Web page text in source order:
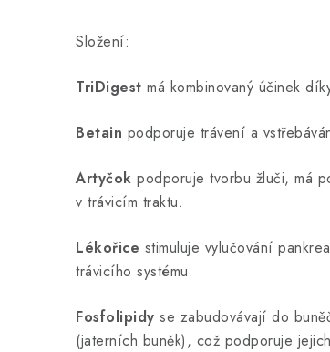
Složení:
TriDigest má kombinovaný účinek
Betain podporuje trávení a
Artyčok podporuje tvorbu žluči, má
v trávicím traktu.
Lékořice stimuluje vylučování
trávicího systému.
Fosfolipidy se zabudovávají do
(jaterních buněk), což podporuje